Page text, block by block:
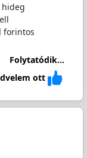
forintos
Folytatódik...
ott